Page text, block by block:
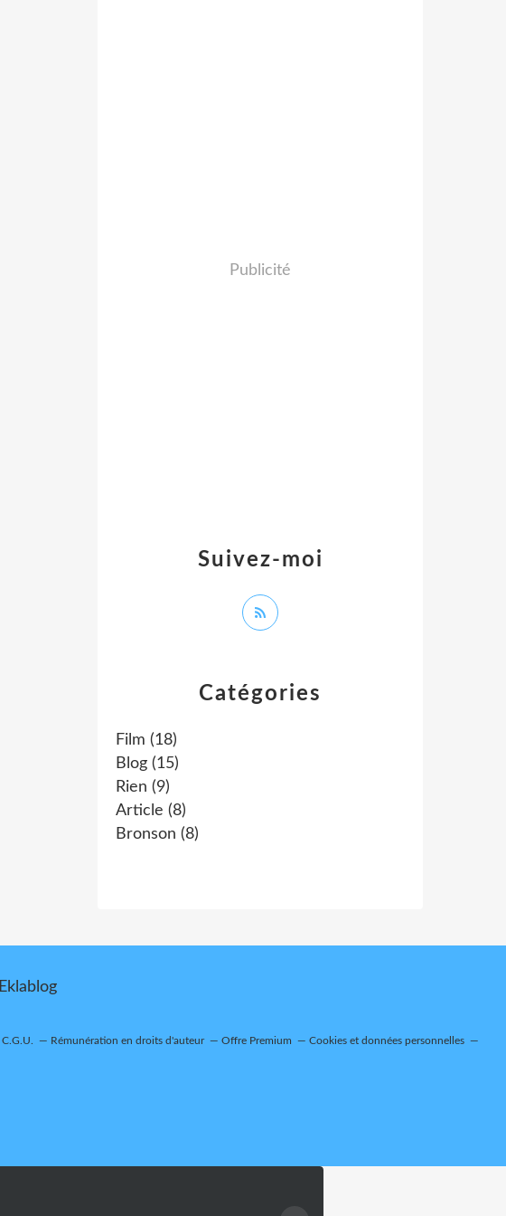
Catégories
Film (18)
Blog (15)
Rien (9)
Article (8)
Bronson (8)
Suivez-moi
Publicité
Eklablog
C.G.U. Rémunération en droits d'auteur Offre Premium Cookies et données personnelles